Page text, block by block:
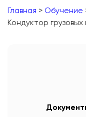
Главная > Обучение
Кондуктор